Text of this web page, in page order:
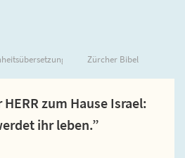
Zürcher Bibel
zum Hause Israel:
ihr leben.”